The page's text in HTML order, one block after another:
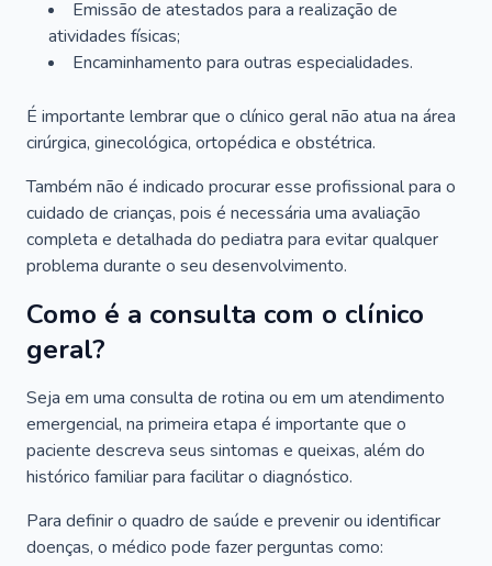
Emissão de atestados para a realização de
atividades físicas;
Encaminhamento para outras especialidades.
É importante lembrar que o clínico geral não atua na área
cirúrgica, ginecológica, ortopédica e obstétrica.
Também não é indicado procurar esse profissional para o
cuidado de crianças, pois é necessária uma avaliação
completa e detalhada do pediatra para evitar qualquer
problema durante o seu desenvolvimento.
Como é a consulta com o clínico
geral?
Seja em uma consulta de rotina ou em um atendimento
emergencial, na primeira etapa é importante que o
paciente descreva seus sintomas e queixas, além do
histórico familiar para facilitar o diagnóstico.
Para definir o quadro de saúde e prevenir ou identificar
doenças, o médico pode fazer perguntas como: